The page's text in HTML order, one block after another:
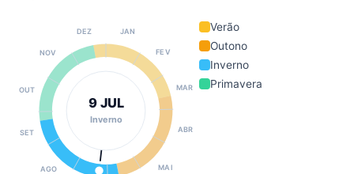
JAN
FEV
MAR
ABR
MAI
AGO
SET
OUT
NOV
DEZ
9 JUL
Inverno
Verão
Outono
Inverno
Primavera